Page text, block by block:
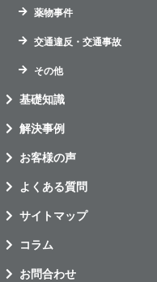
薬物事件
交通違反・交通事故
その他
基礎知識
解決事例
お客様の声
よくある質問
サイトマップ
コラム
お問合わせ